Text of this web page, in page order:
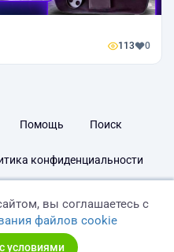
113 0
Помощь Поиск
конфиденциальности
вы соглашаетесь с
файлов cookie
условиями